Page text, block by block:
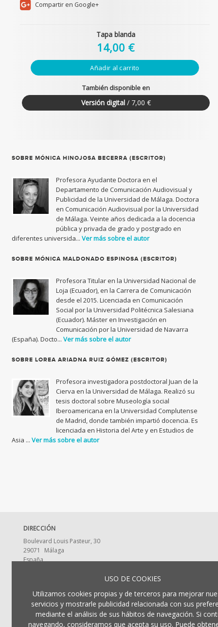
Compartir en Google+
Tapa blanda
14,00 €
Añadir al carrito
También disponible en
Versión digital/ 7,00 €
SOBRE MÓNICA HINOJOSA BECERRA (ESCRITOR)
Profesora Ayudante Doctora en el
Departamento de Comunicación Audiovisual y
Publicidad de la Universidad de Málaga. Doctora
en Comunicación Audiovisual por la Universidad
de Málaga. Veinte años dedicada a la docencia
pública y privada de grado y postgrado en
diferentes universida... Ver más sobre el autor
SOBRE MÓNICA MALDONADO ESPINOSA (ESCRITOR)
Profesora Titular en la Universidad Nacional de
Loja (Ecuador), en la Carrera de Comunicación
desde el 2015. Licenciada en Comunicación
Social por la Universidad Politécnica Salesiana
(Ecuador). Máster en Investigación en
Comunicación por la Universidad de Navarra
(España). Docto... Ver más sobre el autor
SOBRE LOREA ARIADNA RUIZ GÓMEZ (ESCRITOR)
Profesora investigadora postdoctoral Juan de la
Cierva en la Universidad de Málaga. Realizó su
tesis doctoral sobre Museología social
Iberoamericana en la Universidad Complutense
de Madrid, donde también impartió docencia. Es
licenciada en Historia del Arte y en Estudios de
Asia ... Ver más sobre el autor
DIRECCIÓN
Boulevard Louis Pasteur, 30
29071
Málaga
España
CONTACTA CON NOSOTROS
952 13 2917
USO DE COOKIES
Utilizamos cookies propias y de terceros para mejorar
servicios y mostrarle publicidad relacionada con sus
mediante el análisis de sus hábitos de navegación. Si
navegando, consideramos que acepta su uso. Puede